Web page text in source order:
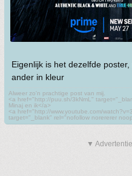
Eigenlijk is het dezelfde
ander in kleur
Alweer zo'n prachtige post van mij.
<a href="http://puu.sh/3kNmL"
Minaj en ik</a>
<a href="http://www.youtube.com/
target="_blank" rel="nofollow norererer
▼